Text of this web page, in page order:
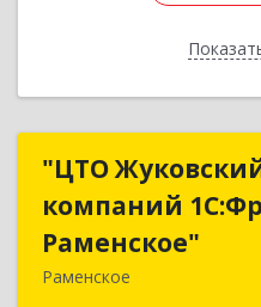
"ЦТО
компаний
Раменское"
Раменское
"ЦТО
компаний